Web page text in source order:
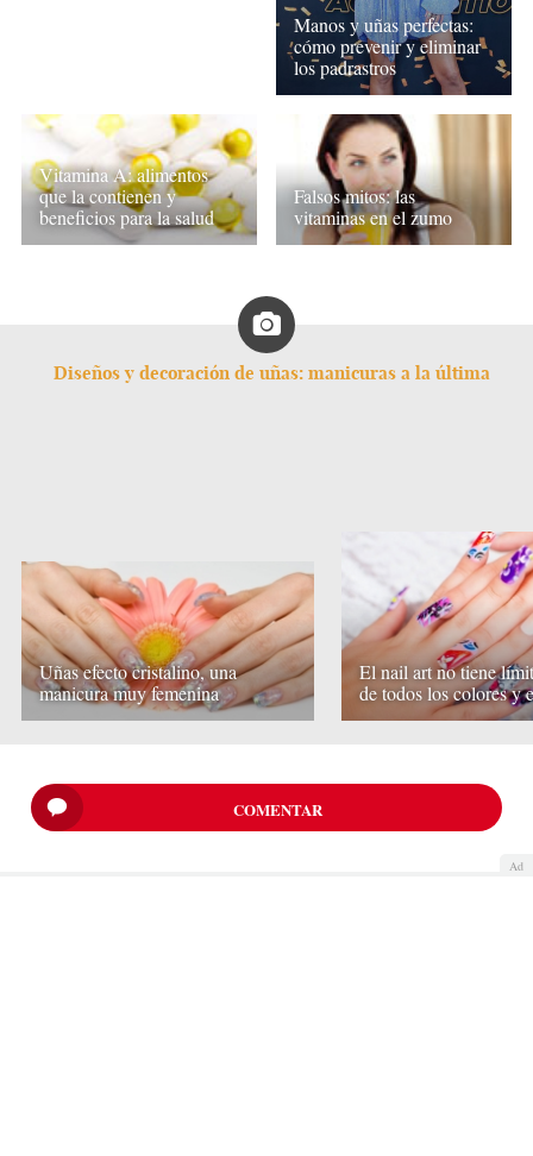
Manos y uñas perfectas:
cómo prevenir y eliminar
los padrastros
Vitamina A: alimentos
que la contienen y
beneficios para la salud
Falsos mitos: las
vitaminas en el zumo
Diseños y decoración de uñas: manicuras a la última
Uñas efecto cristalino, una
manicura muy femenina
El nail art no tiene
de todos los colores y
COMENTAR
Ad